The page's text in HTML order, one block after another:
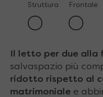
Struttura
Frontale
Il letto per due alla
salvaspazio più
ridotto rispetto al
matrimoniale e